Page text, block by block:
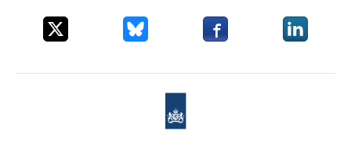
Deel dit item op XDeel dit item op Bluesky
Deel dit item opDeel dit